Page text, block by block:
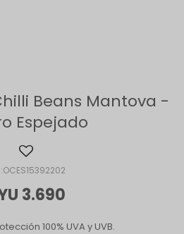
Beans Mantova -
Espejado
OCES15392202
3.690
100% UVA y UVB.